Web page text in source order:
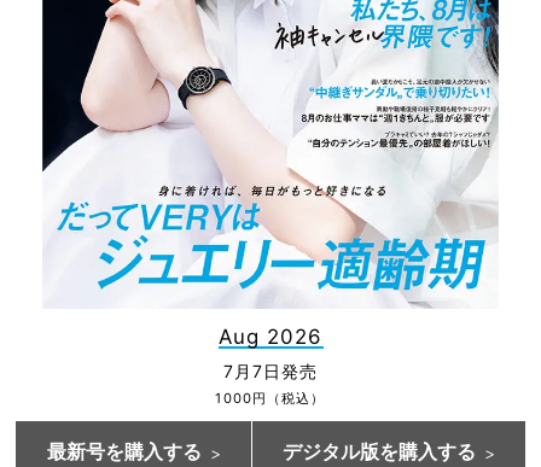
Aug 2026
7月7日発売
1000円（税込）
最新号を購入する デジタル版を購入する